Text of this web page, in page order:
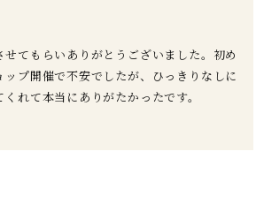
てもらいありがとうございました。初め
ップ開催で不安でしたが、ひっきりなしに
れて本当にありがたかったです。